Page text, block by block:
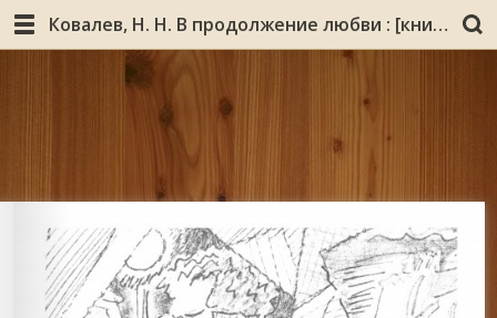
Ковалев, Н. Н. В продолжение любви : [книга воспоминаний в стихах и прозе] / Николай Ковалев ; [предисл. Владимира Семенова]. - Мурманск : Бенефис-О, 2009. - 463 с. : ил., портр.